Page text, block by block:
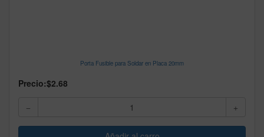
Porta Fusible para Soldar en Placa 20mm
Precio:$2.68